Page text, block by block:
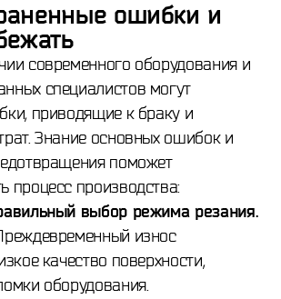
ошибки и
современного оборудования и
специалистов могут
приводящие к браку и
Знание основных ошибок и
поможет
процесс производства:
выбор режима резания.
износ
качество поверхности,
оборудования.